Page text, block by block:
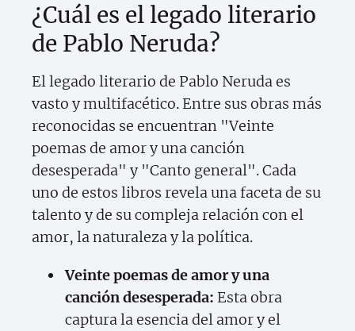
¿Cuál es el legado literario
de Pablo Neruda?
El legado literario de Pablo Neruda es
vasto y multifacético. Entre sus obras más
reconocidas se encuentran "Veinte
poemas de amor y una canción
desesperada" y "Canto general". Cada
uno de estos libros revela una faceta de su
talento y de su compleja relación con el
amor, la naturaleza y la política.
Veinte poemas de amor y una
canción desesperada: Esta obra
captura la esencia del amor y el